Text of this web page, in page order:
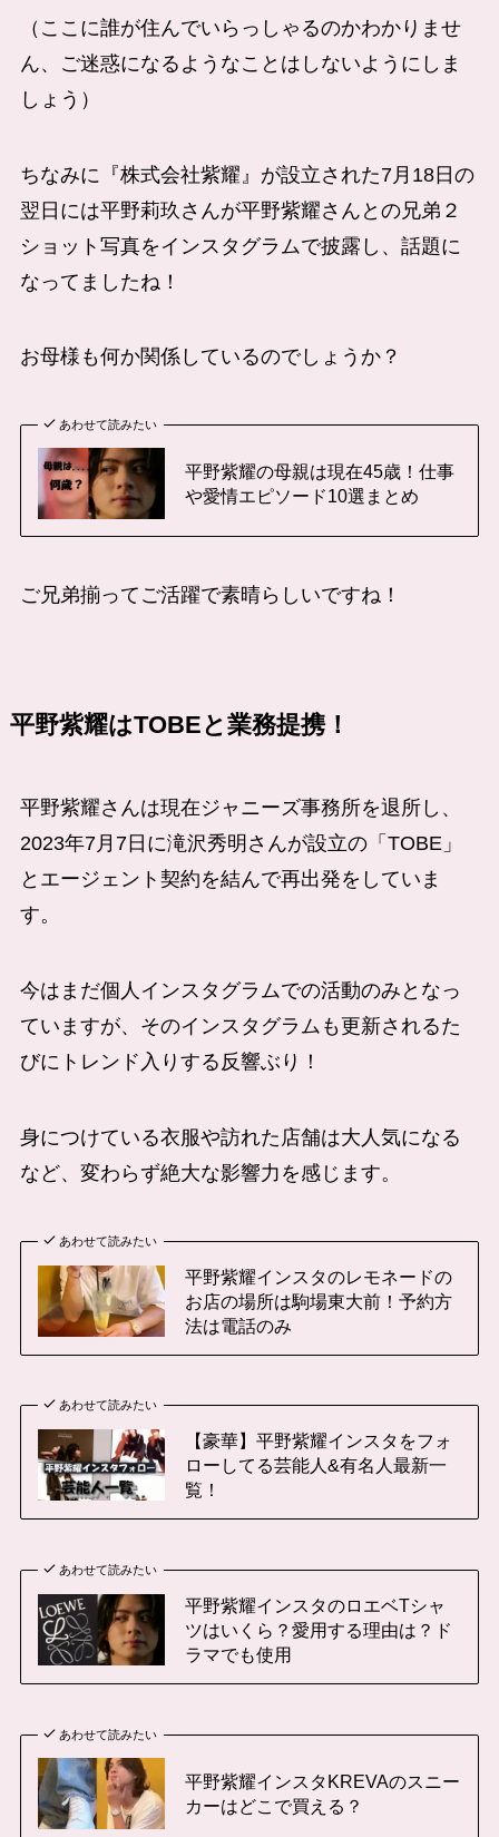
（ここに誰が住んでいらっしゃるのかわかりませ
ん、ご迷惑になるようなことはしないようにしま
しょう）
ちなみに『株式会社紫耀』が設立された7月18日の
翌日には平野莉玖さんが平野紫耀さんとの兄弟２
ショット写真をインスタグラムで披露し、話題に
なってましたね！
お母様も何か関係しているのでしょうか？
あわせて読みたい
平野紫耀の母親は現在45歳！仕事
や愛情エピソード10選まとめ
ご兄弟揃ってご活躍で素晴らしいですね！
平野紫耀はTOBEと業務提携！
平野紫耀さんは現在ジャニーズ事務所を退所し、
2023年7月7日に滝沢秀明さんが設立の「TOBE」
とエージェント契約を結んで再出発をしていま
す。
今はまだ個人インスタグラムでの活動のみとなっ
ていますが、そのインスタグラムも更新されるた
びにトレンド入りする反響ぶり！
身につけている衣服や訪れた店舗は大人気になる
など、変わらず絶大な影響力を感じます。
あわせて読みたい
平野紫耀インスタのレモネードの
お店の場所は駒場東大前！予約方
法は電話のみ
あわせて読みたい
【豪華】平野紫耀インスタをフォ
ローしてる芸能人&有名人最新一
覧！
あわせて読みたい
平野紫耀インスタのロエベTシャ
ツはいくら？愛用する理由は？ド
ラマでも使用
あわせて読みたい
平野紫耀インスタKREVAのスニー
カーはどこで買える？